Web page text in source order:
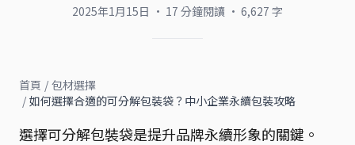
2025年1月15日 · 17 分鐘閱讀 · 6,627 字
首頁 / 包材選擇
/ 如何選擇合適的可分解包裝袋？中小企業永續包裝攻略
選擇可分解包裝袋是提升品牌永續形象的關鍵。